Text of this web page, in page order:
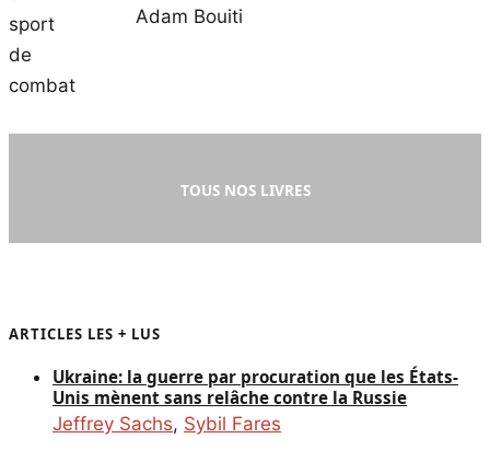
Adam Bouiti
TOUS NOS LIVRES
ARTICLES LES + LUS
Ukraine: la guerre par procuration que les États-
Unis mènent sans relâche contre la Russie
Jeffrey Sachs, Sybil Fares